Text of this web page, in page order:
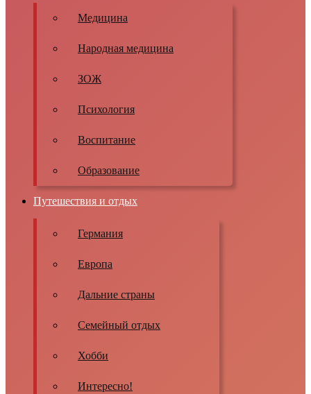
Медицина
Народная медицина
ЗОЖ
Психология
Воспитание
Образование
Путешествия и отдых
Германия
Европа
Дальние страны
Семейный отдых
Хобби
Интересно!